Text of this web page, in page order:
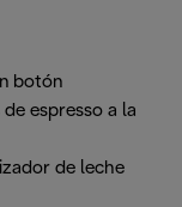
botón
espresso a la
de leche